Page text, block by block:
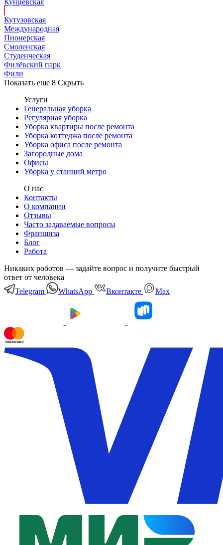
Кутузовская
Международная
Пионерская
Смоленская
Студенческая
Филёвский парк
Фили
Показать еще 8 Скрыть
Услуги
Генеральная уборка
Регулярная уборка
Уборка квартиры после ремонта
Уборка коттеджа после ремонта
Уборка офиса после ремонта
Загородные дома
Офисы
Уборка у станций метро
О нас
Контакты
О компании
Отзывы
Часто задаваемые вопросы
Франшиза
Блог
Работа
Никаких роботов — задайте вопрос и получите быстрый
ответ от человека
Telegram
WhatsApp Вконтакте Мах